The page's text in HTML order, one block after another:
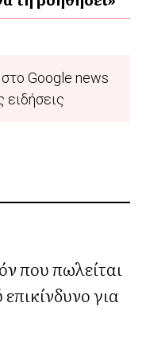
Google news
ειδήσεις
που πωλείται
για